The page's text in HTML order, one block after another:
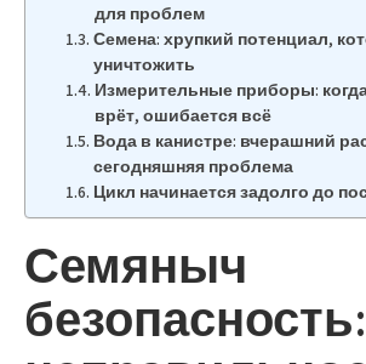
для проблем
Семена: хрупкий потенциал,
уничтожить
Измерительные приборы:
врёт, ошибается всё
Вода в канистре: вчерашний
сегодняшняя проблема
Цикл начинается задолго до
Семяныч